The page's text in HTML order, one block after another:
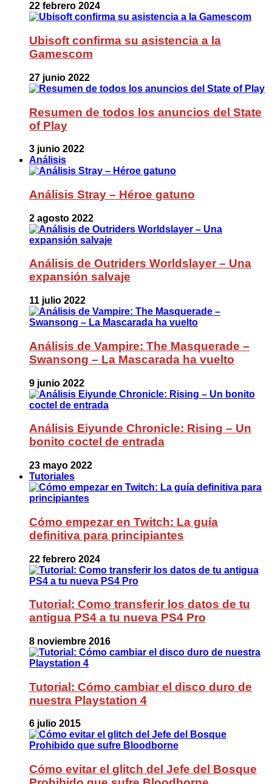
22 febrero 2024
Ubisoft confirma su asistencia a la
Gamescom
27 junio 2022
Resumen de todos los anuncios del State
of Play
3 junio 2022
Análisis
Análisis Stray – Héroe gatuno
2 agosto 2022
Análisis de Outriders Worldslayer – Una
expansión salvaje
11 julio 2022
Análisis de Vampire: The Masquerade –
Swansong – La Mascarada ha vuelto
9 junio 2022
Análisis Eiyunde Chronicle: Rising – Un
bonito coctel de entrada
23 mayo 2022
Tutoriales
Cómo empezar en Twitch: La guía
definitiva para principiantes
22 febrero 2024
Tutorial: Como transferir los datos de tu
antigua PS4 a tu nueva PS4 Pro
8 noviembre 2016
Tutorial: Cómo cambiar el disco duro de
nuestra Playstation 4
6 julio 2015
Cómo evitar el glitch del Jefe del Bosque